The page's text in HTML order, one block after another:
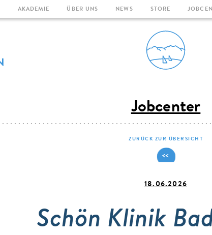
Direkt
AKADEMIE ÜBER UNS NEWS STORE
Jobcenter
ZURÜCK ZUR ÜBERSICHT
18.06.2026
Schön Klinik